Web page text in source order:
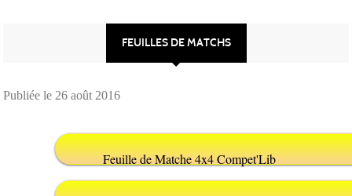
FEUILLES DE MATCHS
Publiée le 26 août 2016
Feuille de Matche 4x4 Compet'Lib